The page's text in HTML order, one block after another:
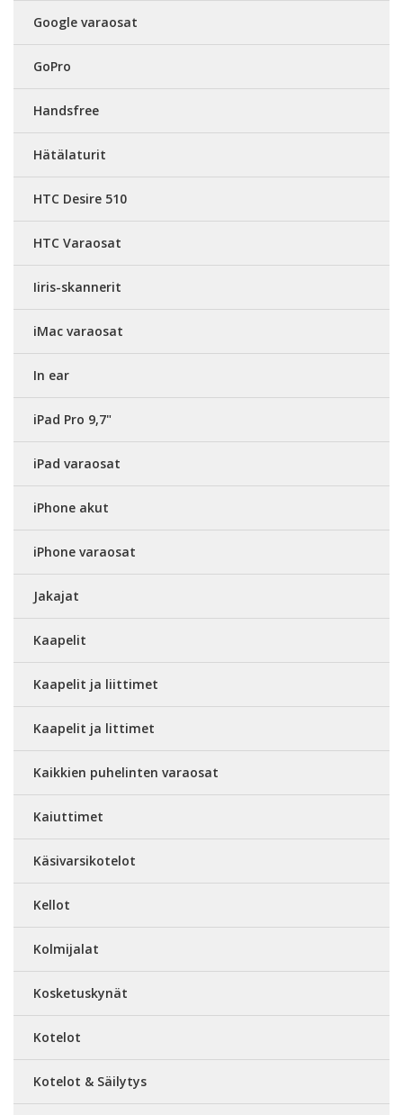
Google varaosat
GoPro
Handsfree
Hätälaturit
HTC Desire 510
HTC Varaosat
Iiris-skannerit
iMac varaosat
In ear
iPad Pro 9,7"
iPad varaosat
iPhone akut
iPhone varaosat
Jakajat
Kaapelit
Kaapelit ja liittimet
Kaapelit ja littimet
Kaikkien puhelinten varaosat
Kaiuttimet
Käsivarsikotelot
Kellot
Kolmijalat
Kosketuskynät
Kotelot
Kotelot & Säilytys